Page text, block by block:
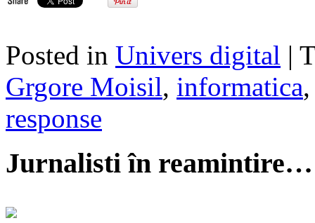
Posted in Univers digital |
Grgore Moisil, informatica
response
Jurnalisti în reamintire…